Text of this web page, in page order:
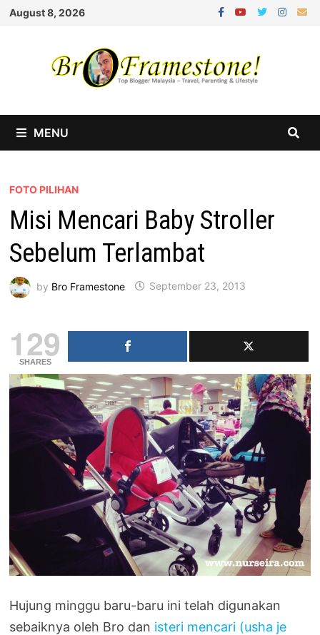
Skip
August 8, 2026
MENU
FOTO PILIHAN
Misi Mencari Baby Stroller
Sebelum Terlambat
by Bro Framestone September 23, 2013
129
SHARES
Hujung minggu baru-baru ini telah digunakan
sebaiknya oleh Bro dan isteri mencari (usha je